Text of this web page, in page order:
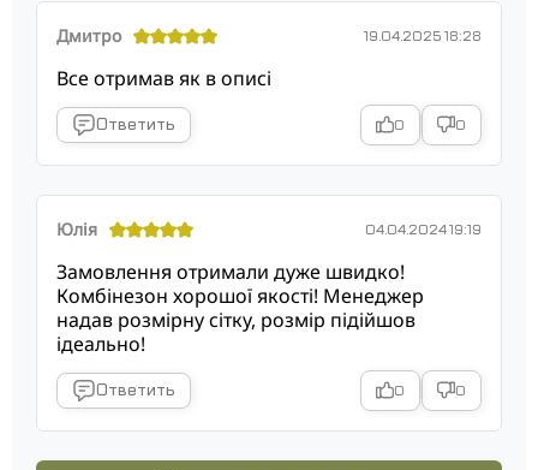
Дмитро 19.04.2025 18:28
Все отримав як в описі
Ответить 0 0
Юлія 04.04.2024 19:19
Замовлення отримали дуже швидко!
Комбінезон хорошої якості! Менеджер
надав розмірну сітку, розмір підійшов
ідеально!
Ответить 0 0